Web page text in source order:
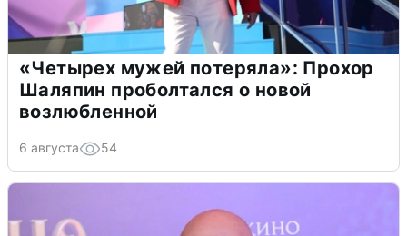
«Четырех мужей потеряла»: Прохор
Шаляпин проболтался о новой
возлюбленной
6 августа 54